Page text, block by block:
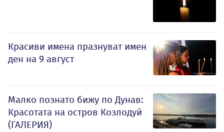
Красиви имена празнуват имен
ден на 9 август
Малко познато бижу по Дунав:
Красотата на остров Козлодуй
(ГАЛЕРИЯ)